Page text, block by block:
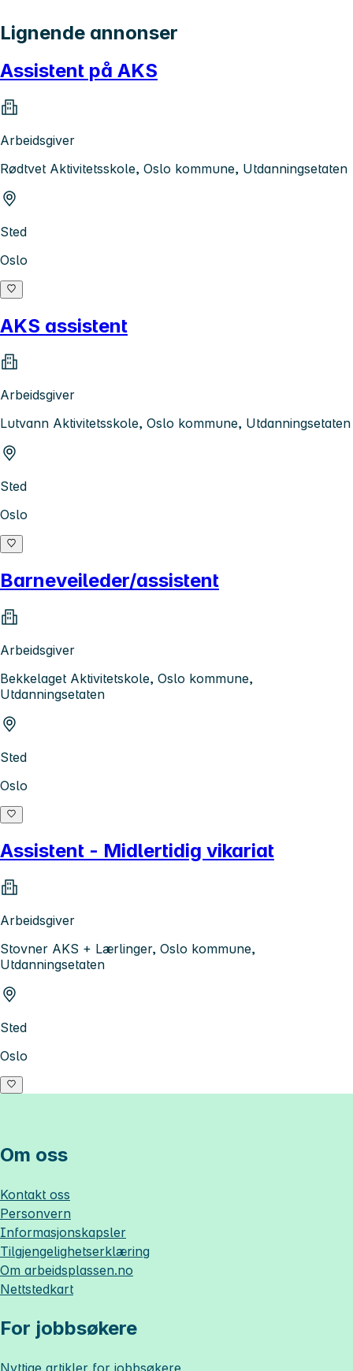
Lignende annonser
Assistent på AKS
Arbeidsgiver
Rødtvet Aktivitetsskole, Oslo kommune, Utdanningsetaten
Sted
Oslo
AKS assistent
Arbeidsgiver
Lutvann Aktivitetsskole, Oslo kommune, Utdanningsetaten
Sted
Oslo
Barneveileder/assistent
Arbeidsgiver
Bekkelaget Aktivitetskole, Oslo kommune,
Utdanningsetaten
Sted
Oslo
Assistent - Midlertidig vikariat
Arbeidsgiver
Stovner AKS + Lærlinger, Oslo kommune,
Utdanningsetaten
Sted
Oslo
Om oss
Kontakt oss
Personvern
Informasjonskapsler
Tilgjengelighetserklæring
Om arbeidsplassen.no
Nettstedkart
For jobbsøkere
Nyttige artikler for jobbsøkere